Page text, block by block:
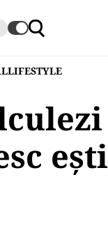
LIFESTYLE
ești